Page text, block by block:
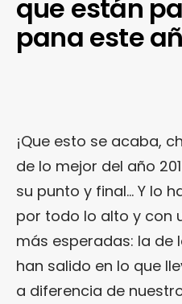
que están
pana este
¡Que esto se acaba,
de lo mejor del año
su punto y final… Y lo
por todo lo alto y con
más esperadas: la de
han salido en lo que
a diferencia de